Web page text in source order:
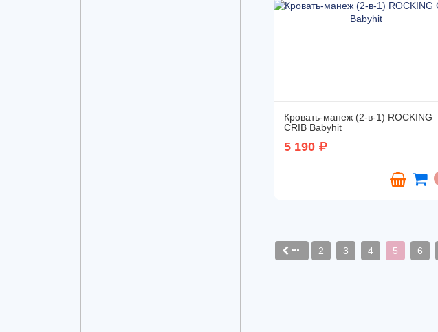
Кровать-манеж (2-в-1) ROCKING
CRIB Babyhit
5 190
2 3 4 5 6